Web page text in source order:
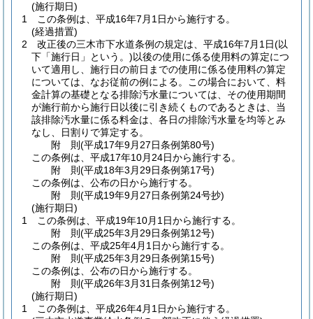
(施行期日)
1
この条例は、平成16年7月1日から施行する。
(経過措置)
2
改正後の三木市下水道条例の規定は、平成16年7月1日(以
下「施行日」という。)以後の使用に係る使用料の算定につ
いて適用し、施行日の前日までの使用に係る使用料の算定
については、なお従前の例による。
この場合において、料
金計算の基礎となる排除汚水量については、その使用期間
が施行前から施行日以後に引き続くものであるときは、当
該排除汚水量に係る料金は、各日の排除汚水量を均等とみ
なし、日割りで算定する。
附 則(平成17年9月27日条例第80号)
この条例は、平成17年10月24日から施行する。
附 則(平成18年3月29日条例第17号)
この条例は、公布の日から施行する。
附 則(平成19年9月27日条例第24号抄)
(施行期日)
1
この条例は、平成19年10月1日から施行する。
附 則(平成25年3月29日条例第12号)
この条例は、平成25年4月1日から施行する。
附 則(平成25年3月29日条例第15号)
この条例は、公布の日から施行する。
附 則(平成26年3月31日条例第12号)
(施行期日)
1
この条例は、平成26年4月1日から施行する。